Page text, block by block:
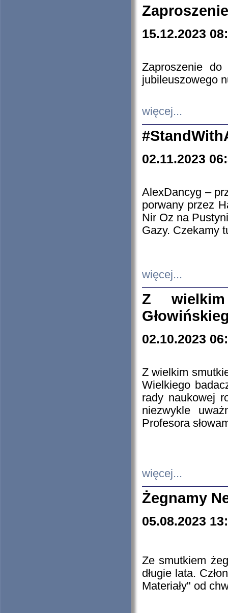
15.12.2023
Zaproszenie do
jubileuszowego
więcej...
02.11.2023
AlexDancyg –
porwany przez
Nir Oz na
Gazy. Czekamy
więcej...
Z
02.10.2023
Z wielkim
Wielkiego
rady naukowej
niezwykle
Profesora
więcej...
Żegnamy
05.08.2023
Ze smutkiem
długie lata.
Materiały" od